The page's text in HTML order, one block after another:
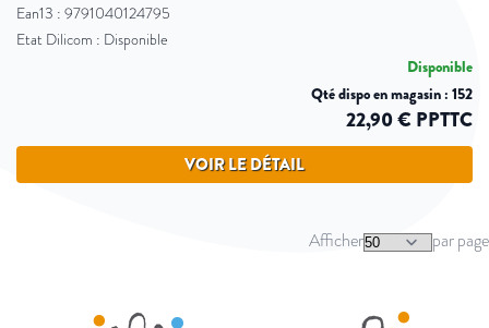
Ean13 : 9791040124795
Etat Dilicom : Disponible
Disponible
Qté dispo en magasin : 152
22,90 € PPTTC
VOIR LE DÉTAIL
Afficher par page